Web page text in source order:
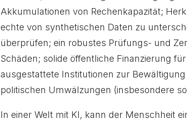
Akkumulationen von Rechenkapazität;
echte von synthetischen Daten zu
überprüfen; ein robustes Prüfungs- und
Schäden; solide öffentliche Finanzierung
ausgestattete Institutionen zur
politischen Umwälzungen (insbesondere
In einer Welt mit KI, kann der Menschheit